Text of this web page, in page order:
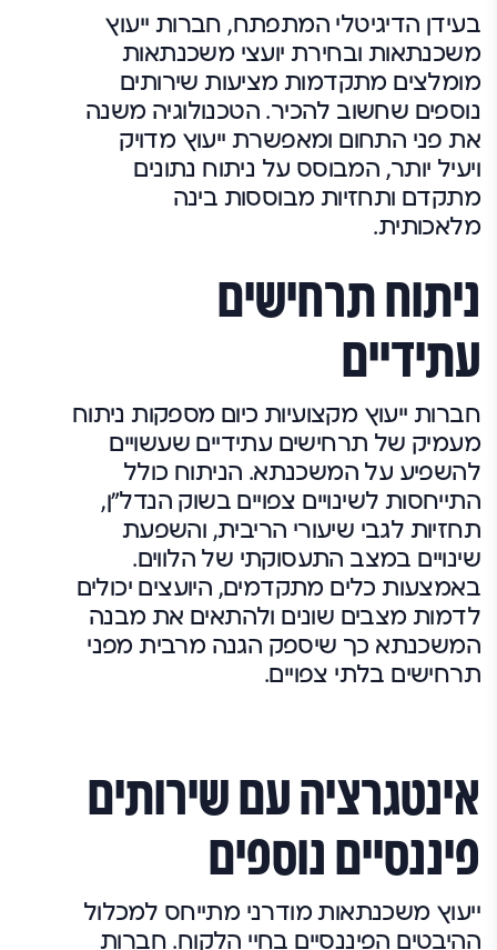
בעידן הדיגיטלי המתפתח, חברות ייעוץ
משכנתאות ובחירת יועצי משכנתאות
מומלצים מתקדמות מציעות שירותים
נוספים שחשוב להכיר. הטכנולוגיה משנה
את פני התחום ומאפשרת ייעוץ מדויק
ויעיל יותר, המבוסס על ניתוח נתונים
מתקדם ותחזיות מבוססות בינה
מלאכותית.
ניתוח תרחישים
עתידיים
חברות ייעוץ מקצועיות כיום מספקות ניתוח
מעמיק של תרחישים עתידיים שעשויים
להשפיע על המשכנתא. הניתוח כולל
התייחסות לשינויים צפויים בשוק הנדל"ן,
תחזיות לגבי שיעורי הריבית, והשפעת
שינויים במצב התעסוקתי של הלווים.
באמצעות כלים מתקדמים, היועצים יכולים
לדמות מצבים שונים ולהתאים את מבנה
המשכנתא כך שיספק הגנה מרבית מפני
תרחישים בלתי צפויים.
אינטגרציה עם שירותים
פיננסיים נוספים
ייעוץ משכנתאות מודרני מתייחס למכלול
ההיבטים הפיננסיים בחיי הלקוח. חברות